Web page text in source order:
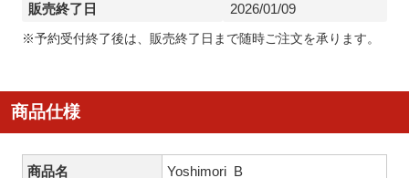
販売終了日 2026/01/09
※予約受付終了後は、販売終了日まで随時ご注文を承ります。
商品仕様
商品名 Yoshimori_B